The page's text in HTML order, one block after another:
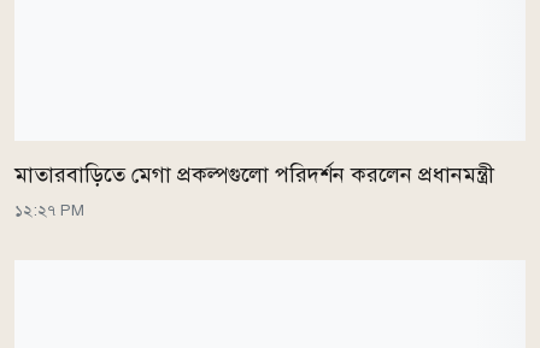
মাতারবাড়িতে মেগা প্রকল্পগুলো পরিদর্শন করলেন প্রধানমন্ত্রী
১২:২৭ PM